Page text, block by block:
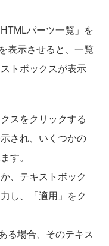
パーツ一覧」を
表示させると、一覧
トボックスが表示
スをクリックする
され、いくつかの
す。
、テキストボック
し、「適用」をク
る場合、そのテキス